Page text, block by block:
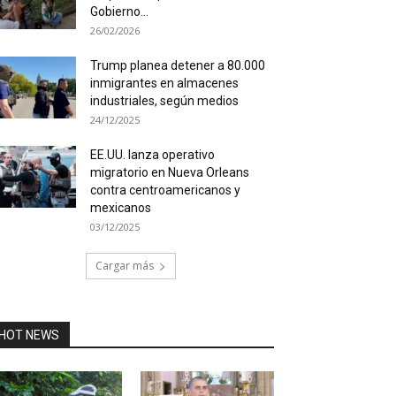
Gobierno...
26/02/2026
Trump planea detener a 80.000
inmigrantes en almacenes
industriales, según medios
24/12/2025
EE.UU. lanza operativo
migratorio en Nueva Orleans
contra centroamericanos y
mexicanos
03/12/2025
Cargar más
NEWS